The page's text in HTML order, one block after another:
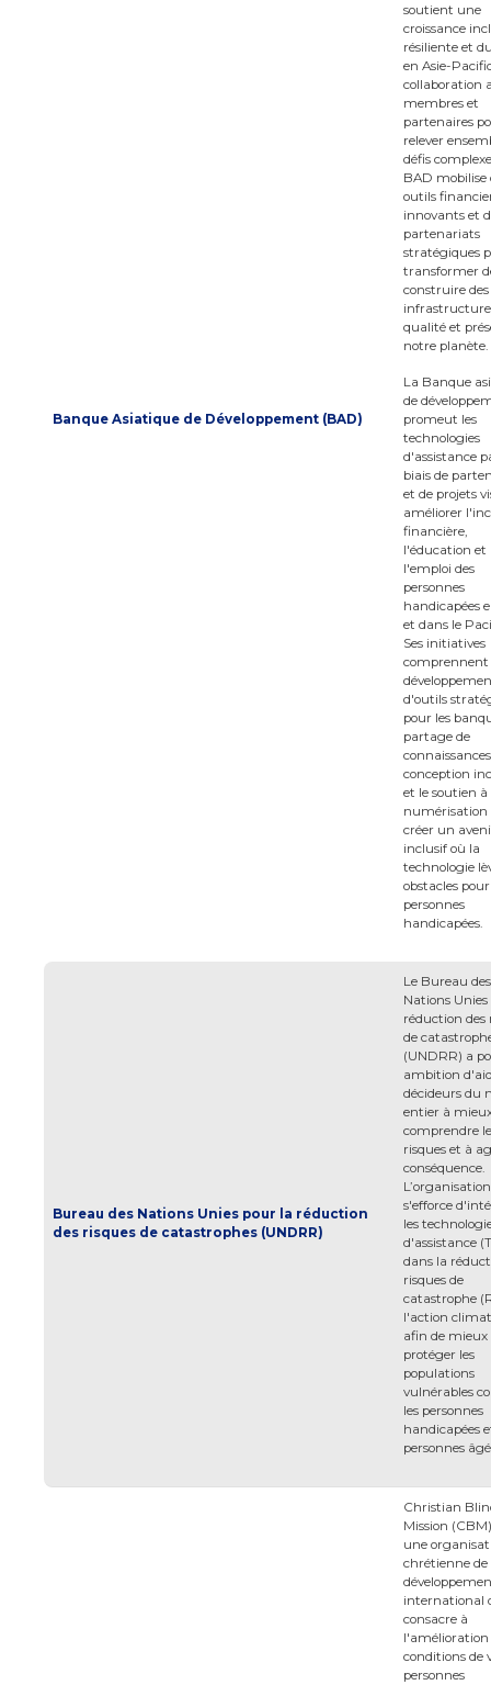
Banque Asiatique de Développement (BAD)
soutient une
croissance
résiliente et
en Asie-
collaboration
membres et
partenaires
relever
défis
BAD mobilise
outils
innovants et
partenariats
stratégiques
transformer
construire des
qualité et
notre planète.
La Banque
de
promeut les
technologies
d'assistance
biais de
et de projets
améliorer
financière,
l'éducation et
l'emploi des
personnes
handicapées
et dans le
Ses initiatives
comprennent
d'outils
pour les
partage de
conception
et le soutien à
numérisation
créer un
inclusif où la
technologie
obstacles pour
personnes
handicapées.
Bureau des Nations Unies pour la réduction
des risques de catastrophes (UNDRR)
Le Bureau des
Nations
réduction des
de
(UNDRR) a
ambition
décideurs du
entier à
comprendre
risques et à
conséquence.
L’organisation
s'efforce
les
d'assistance
dans la
risques de
catastrophe
l'action
afin de mieux
protéger les
populations
vulnérables
les personnes
handicapées
personnes
Christian
Mission
une
chrétienne de
international
consacre à
l'amélioration
conditions de
personnes